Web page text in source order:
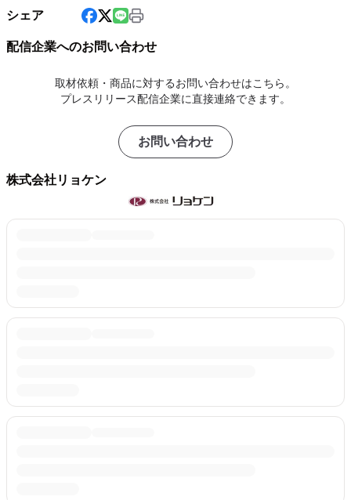
シェア
配信企業へのお問い合わせ
取材依頼・商品に対するお問い合わせはこちら。
プレスリリース配信企業に直接連絡できます。
お問い合わせ
株式会社リョケン